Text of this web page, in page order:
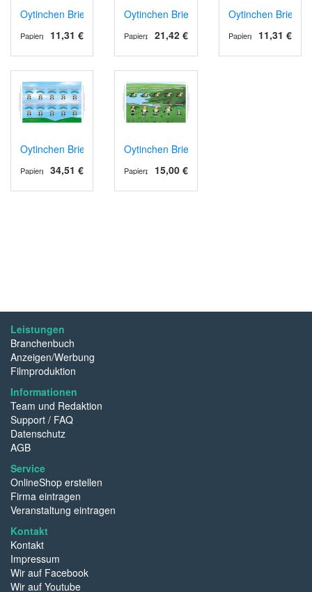
Oytinchen Briefmarken - Postkarte - 10er Bogen
11,31 €
Papierprodukte
Oytinchen Briefmarken - Großbrief - 10er
21,42 €
Papierprodukte
Oytinchen
11,31 €
Papierprodukte
Oytinchen Briefmarken - Maxibrief - 10er Bogen
34,51 €
Papierprodukte
Oytinchen Briefmarken - Kollektion - 10er
15,00 €
Papierprodukte
Leistungen
Branchenbuch
Anzeigen/Werbung
Filmproduktion
Informationen
Team und Redaktion
Support / FAQ
Datenschutz
AGB
Service
OnlineShop erstellen
Firma eintragen
Veranstaltung eintragen
Kontakt
Kontakt
Impressum
Wir auf Facebook
Wir auf Youtube